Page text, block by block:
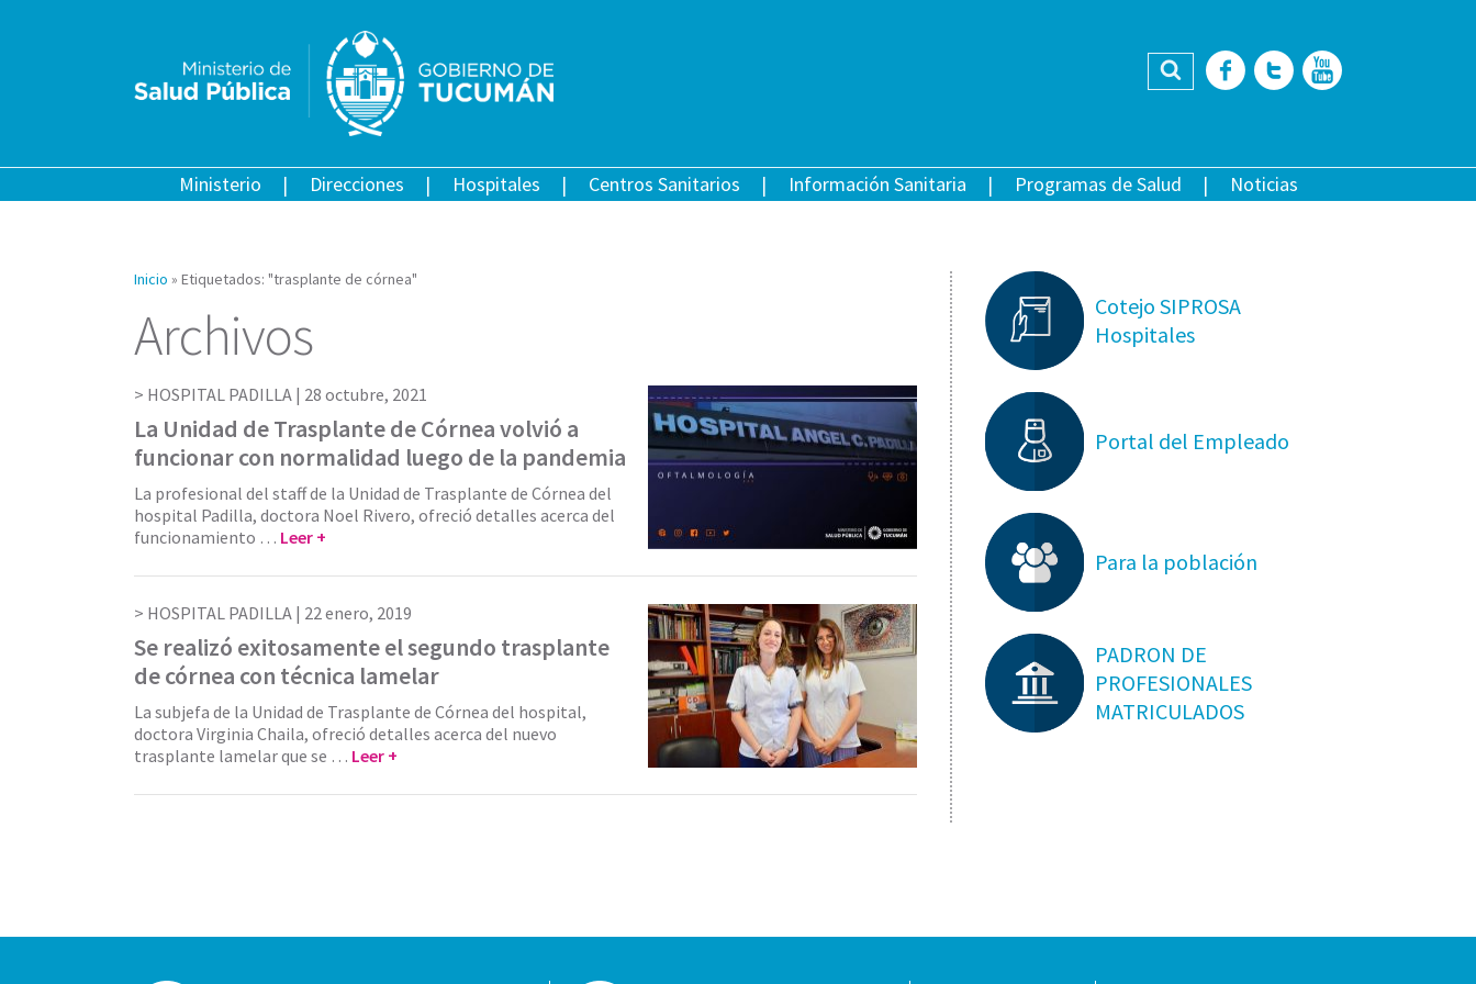
Buscar Facebook
Twitter
Ministerio Direcciones Hospitales Centros Sanitarios Información Sanitaria Programas de Salud Noticias
Inicio » Etiquetados: "trasplante de córnea"
Archivos
HOSPITAL PADILLA | 28 octubre, 2021
La Unidad de Trasplante de Córnea volvió a
funcionar con normalidad luego de la pandemia
La profesional del staff de la Unidad de Trasplante de Córnea del
hospital Padilla, doctora Noel Rivero, ofreció detalles acerca del
funcionamiento … Leer +
HOSPITAL PADILLA | 22 enero, 2019
Se realizó exitosamente el segundo trasplante
de córnea con técnica lamelar
La subjefa de la Unidad de Trasplante de Córnea del hospital,
doctora Virginia Chaila, ofreció detalles acerca del nuevo
trasplante lamelar que se … Leer +
Cotejo SIPROSA
Hospitales
Portal del Empleado
Para la población
PADRON DE
PROFESIONALES
MATRICULADOS